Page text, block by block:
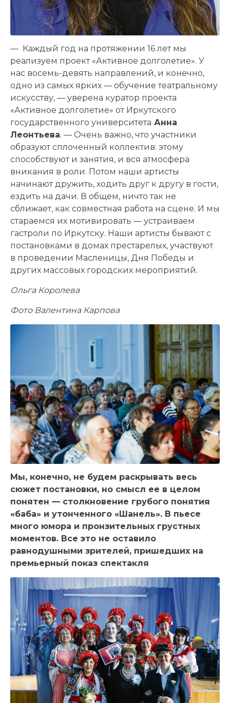
— Каждый год на протяжении 16 лет мы
реализуем проект «Активное долголетие». У
нас восемь-девять направлений, и конечно,
одно из самых ярких — обу­чение театральному
искусству, — уверена куратор проекта
«Активное долголетие» от Иркутского
государственного университета Анна
Леонтьева. — Очень важно, что участники
образуют сплоченный коллектив: этому
способствуют и занятия, и вся атмосфера
вникания в роли. Потом наши артисты
начинают дружить, ходить друг к другу в гости,
ездить на дачи. В общем, ничто так не
сближает, как совместная работа на сцене. И мы
стараемся их мотивировать — устраиваем
гастроли по Иркутску. Наши артисты бывают с
постановками в домах престарелых, участвуют
в проведении Масленицы, Дня Победы и
других массовых городских мероприятий.
Ольга Королева
Фото Валентина Карпова
Мы, конечно, не будем раскрывать весь
сюжет постановки, но смысл ее в целом
понятен — столкновение грубого понятия
«баба» и утонченного «Шанель». В пьесе
много юмора и пронзительных грустных
моментов. Все это не оставило
равнодушными зрителей, пришедших на
премьерный показ спектакля